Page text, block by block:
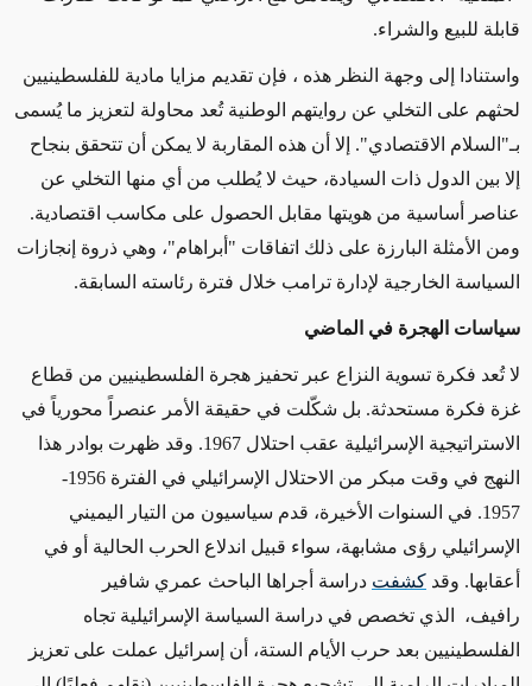
قابلة للبيع والشراء.
واستنادا إلى وجهة النظر هذه ، فإن تقديم مزايا مادية للفلسطينيين
لحثهم على التخلي عن روايتهم الوطنية تُعد محاولة لتعزيز ما يُسمى
بـ"السلام الاقتصادي". إلا أن هذه المقاربة لا يمكن أن تتحقق بنجاح
إلا بين الدول ذات السيادة، حيث لا يُطلب من أي منها التخلي عن
عناصر أساسية من هويتها مقابل الحصول على مكاسب اقتصادية.
ومن الأمثلة البارزة على ذلك اتفاقات "أبراهام"، وهي ذروة إنجازات
السياسة الخارجية لإدارة ترامب خلال فترة رئاسته السابقة.
سياسات الهجرة في الماضي
لا تُعد فكرة تسوية النزاع عبر تحفيز هجرة الفلسطينيين من قطاع
غزة فكرة مستحدثة. بل شكّلت في حقيقة الأمر عنصراً محورياً في
الاستراتيجية الإسرائيلية عقب احتلال 1967. وقد ظهرت بوادر هذا
النهج في وقت مبكر من الاحتلال الإسرائيلي في الفترة 1956-
1957. في السنوات الأخيرة، قدم سياسيون من التيار اليميني
الإسرائيلي رؤى مشابهة، سواء قبيل اندلاع الحرب الحالية أو في
أعقابها. وقد كشفت دراسة أجراها الباحث عمري شافير
رافيف،
الذي تخصص في دراسة السياسة الإسرائيلية تجاه
الفلسطينيين بعد حرب الأيام الستة، أن إسرائيل عملت على تعزيز